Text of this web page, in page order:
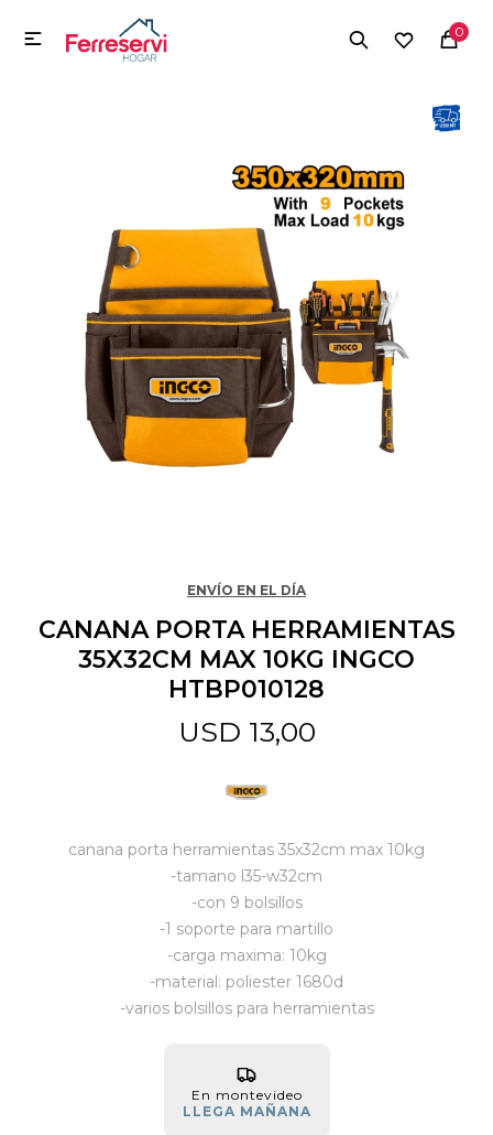
0

ENVÍO EN EL DÍA
CANANA PORTA HERRAMIENTAS
35X32CM MAX 10KG INGCO
HTBP010128
USD 13,00
canana porta herramientas 35x32cm max 10kg
-tamano l35-w32cm
-con 9 bolsillos
-1 soporte para martillo
-carga maxima: 10kg
-material: poliester 1680d
-varios bolsillos para herramientas
En montevideo
LLEGA MAÑANA
MI CUENTA
Herramientas y Construcción
Electrodomésticos
Tecnología
Deportes
Mascotas
Juguetes y artículos para bebé